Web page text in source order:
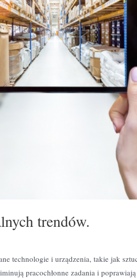
trendów.
technologie i urządzenia, takie jak
pracochłonne zadania i